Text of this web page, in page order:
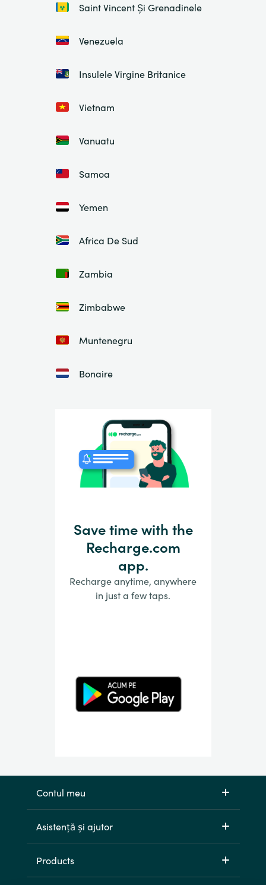
Saint Vincent Și Grenadinele
Venezuela
Insulele Virgine Britanice
Vietnam
Vanuatu
Samoa
Yemen
Africa De Sud
Zambia
Zimbabwe
Muntenegru
Bonaire
Save time with the
Recharge.com
app.
Recharge anytime, anywhere
in just a few taps.
Contul meu
Asistență și ajutor
Products